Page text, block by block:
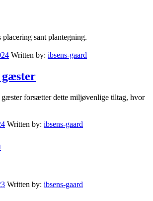
sant plantegning.
Written by: ibsens-gaard
gæster forsætter dette miljøvenlige tiltag, hvor
Written by: ibsens-gaard
Written by: ibsens-gaard